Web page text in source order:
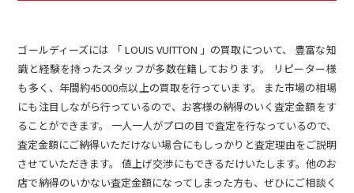
ゴールディーズには 「 LOUIS VUITTON 」の買取について、 豊富な知
識と経験を持ったスタッフが多数在籍しております。 リピーター様
も多く、年間約45000点以上の買取を行っています。 また市場の相場
にも注目しながら行っているので、お客様の納得のいく査定金額をす
ることができます。 一人一人がプロの目で査定を行なっているので、
査定金額にご納得いただけない場合にもしっかりと査定理由をご説明
させていただきます。 値上げ交渉にもできるだけいたします。他のお
店で納得のいかない査定金額になってしまった方も、ぜひにご相談く